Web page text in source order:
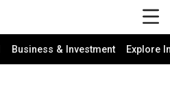
Business & Investment Explore